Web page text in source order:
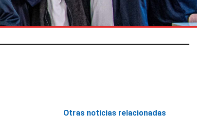
Otras noticias relacionadas